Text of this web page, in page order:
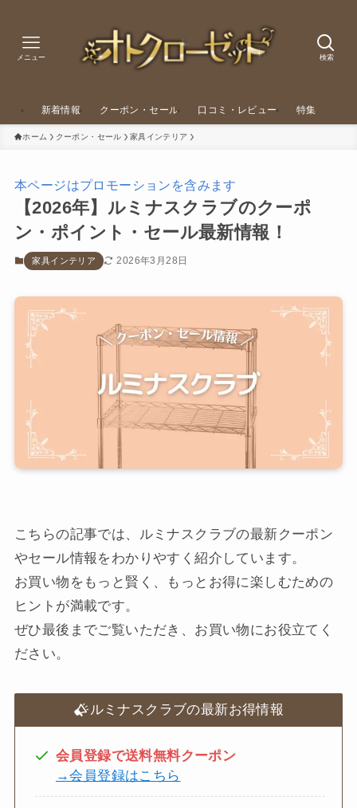
検索
メニュー
新着情報 クーポン・セール 口コミ・レビュー 特集
ホーム クーポン・セール 家具インテリア
本ページはプロモーションを含みます
【2026年】ルミナスクラブのクーポ
ン・ポイント・セール最新情報！
家具インテリア 2026年3月28日
こちらの記事では、ルミナスクラブの最新クーポン
やセール情報をわかりやすく紹介しています。
お買い物をもっと賢く、もっとお得に楽しむための
ヒントが満載です。
ぜひ最後までご覧いただき、お買い物にお役立てく
ださい。
ルミナスクラブの最新お得情報
会員登録で送料無料クーポン
→会員登録はこちら